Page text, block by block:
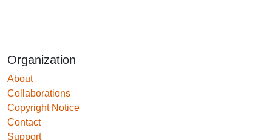
Organization
About
Collaborations
Copyright Notice
Contact
Support